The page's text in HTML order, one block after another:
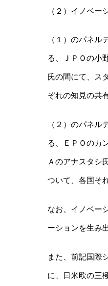
（２）イノベー
（１）のパネ
る、ＪＰＯの小
氏の間にて、ス
ぞれの知見の共
（２）のパネ
る、ＥＰＯのカ
Ａのアナスタシ
ついて、各国そ
なお、イノベー
ーションを生み
また、前記国際
に、日米欧の三